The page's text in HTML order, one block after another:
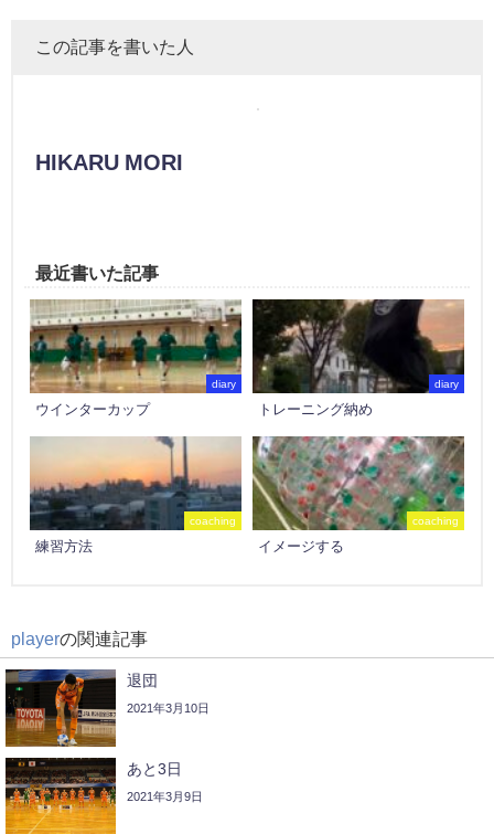
この記事を書いた人
HIKARU MORI
最近書いた記事
diary
ウインターカップ
diary
トレーニング納め
coaching
練習方法
coaching
イメージする
playerの関連記事
退団
2021年3月10日
あと3日
2021年3月9日